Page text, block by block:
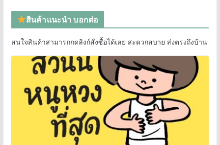
สินค้าแนะนำ บอกต่อ
สนใจสินค้าสามารถกดลิงก์สั่งซื้อได้เลย สะดวกสบาย ส่งตรงถึงบ้าน